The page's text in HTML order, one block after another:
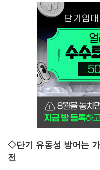
◇단기 유동성 방어는
전